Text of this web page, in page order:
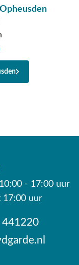
- 17:00 uur
17:00 uur